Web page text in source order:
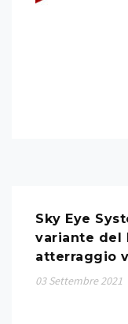
Sky Eye
variante del
atterraggio
03 Settembre 2021